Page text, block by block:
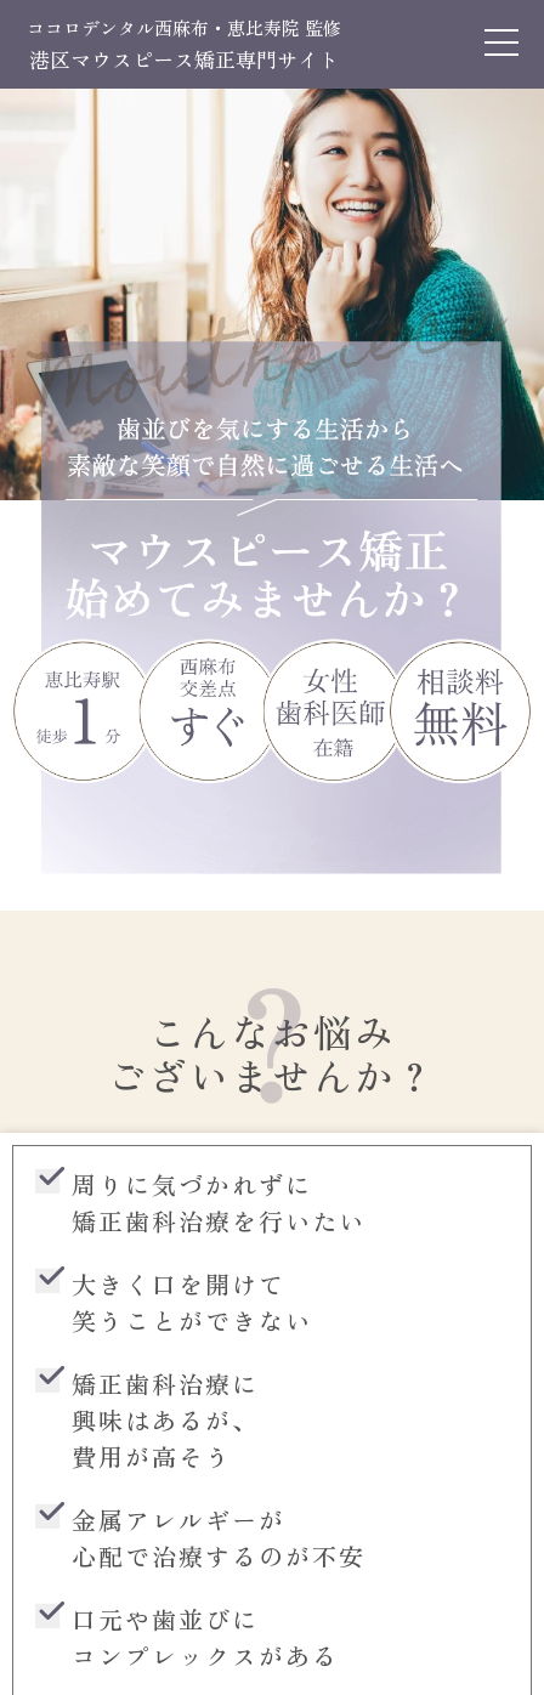
ココロデンタル西麻布・恵比寿院 監修
港区マウスピース矯正専門サイト
こんなお悩み
ございませんか？
周りに気づかれずに
矯正歯科治療を行いたい
大きく口を開けて
笑うことができない
矯正歯科治療に
興味はあるが、
費用が高そう
金属アレルギーが
心配で治療するのが不安
口元や歯並びに
コンプレックスがある